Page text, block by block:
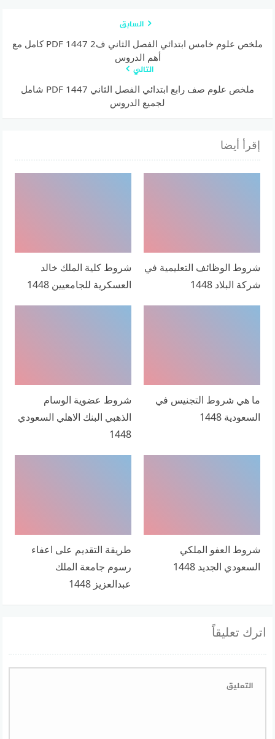
السابق
ملخص علوم خامس ابتدائي الفصل الثاني ف2 1447 PDF كامل مع
أهم الدروس
التالي
ملخص علوم صف رابع ابتدائي الفصل الثاني 1447 PDF شامل
لجميع الدروس
إقرأ أيضا
شروط الوظائف التعليمية في
شركة البلاد 1448
شروط كلية الملك خالد
العسكرية للجامعيين 1448
ما هي شروط التجنيس في
السعودية 1448
شروط عضوية الوسام
الذهبي البنك الاهلي السعودي
1448
شروط العفو الملكي
السعودي الجديد 1448
طريقة التقديم على اعفاء
رسوم جامعة الملك
عبدالعزيز 1448
اترك تعليقاً